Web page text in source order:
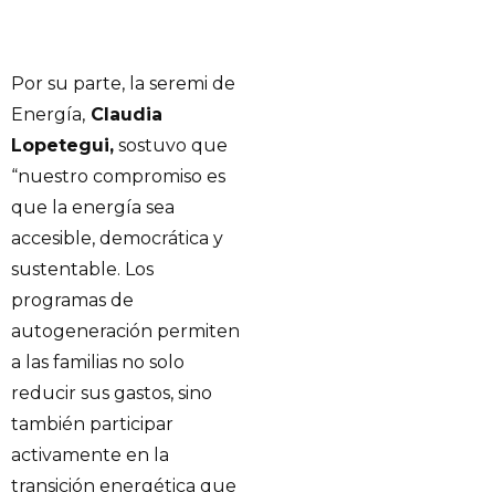
Por su parte, la seremi de
Energía, Claudia
Lopetegui, sostuvo que
“nuestro compromiso es
que la energía sea
accesible, democrática y
sustentable. Los
programas de
autogeneración permiten
a las familias no solo
reducir sus gastos, sino
también participar
activamente en la
transición energética que